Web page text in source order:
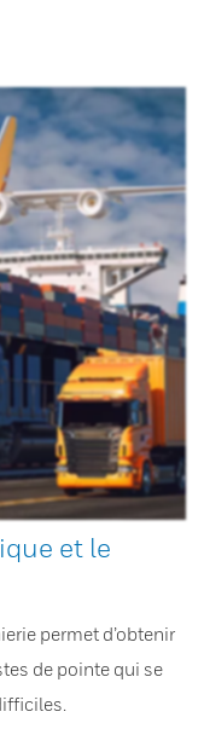
et le
permet d’obtenir
de pointe qui se